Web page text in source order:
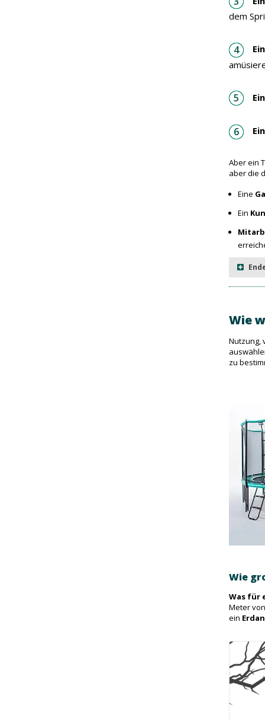
dem
Aber ein
aber die
Eine
Ein
Wie
Nutzung,
zu
Wie
Was für
Meter
ein